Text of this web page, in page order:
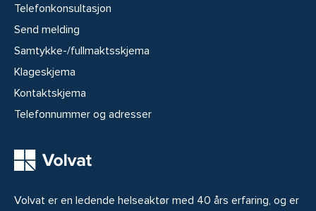
Volvat er en ledende helseaktør med 40 års erfaring, og er
Telefonkonsultasjon
Send melding
Samtykke-/fullmaktsskjema
Klageskjema
Kontaktskjema
Telefonnummer og adresser